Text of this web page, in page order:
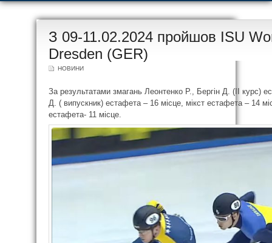
20
З 09-11.02.2024 пройшов ISU
Dresden (GER)
НОВИНИ
За результатами змагань Леонтенко Р., Бергін Д. (ІІ курс)
Д. ( випускник) естафета – 16 місце, мікст естафета – 14
естафета- 11 місце.